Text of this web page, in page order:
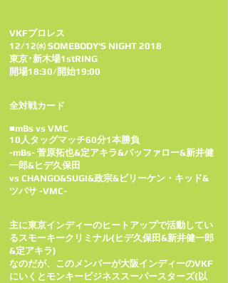
VKFプロレス
12/12㈬ SOMEBODY'S NIGHT 2018
東京･新木場1stRING
開場18:30/開始19:00
全対戦カード
■mBs vs VMC
10人タッグマッチ60分1本勝負
-mBs- 菅原拓也&定アキラ&バッファロー&新井健
一郎&ヒデ久保田
vs CHANGO&SUGI&政宗&ビリーケン・キッド&
ツバサ -VMC-
主に東京インディーのヒートアップで活動してい
るスモーキークリミナル(ヒデ久保田&新井健一郎
&定アキラ)
なのだが、このメンバーが大阪インディーのVKF
にいくとモンキービジネススーパースターズ(以